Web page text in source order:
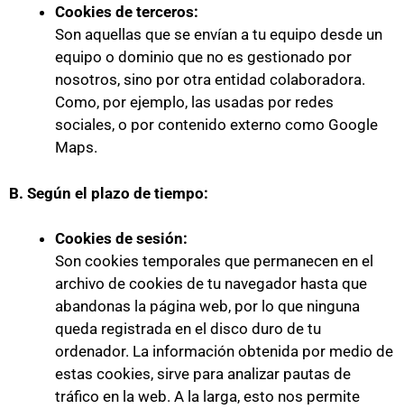
Cookies de terceros:
Son aquellas que se envían a tu equipo desde un
equipo o dominio que no es gestionado por
nosotros, sino por otra entidad colaboradora.
Como, por ejemplo, las usadas por redes
sociales, o por contenido externo como Google
Maps.
B. Según el plazo de tiempo:
Cookies de sesión:
Son cookies temporales que permanecen en el
archivo de cookies de tu navegador hasta que
abandonas la página web, por lo que ninguna
queda registrada en el disco duro de tu
ordenador. La información obtenida por medio de
estas cookies, sirve para analizar pautas de
tráfico en la web. A la larga, esto nos permite